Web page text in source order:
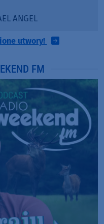
utwory!
FM